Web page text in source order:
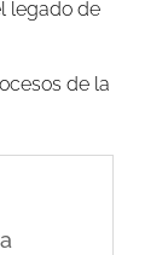
legado de
de la